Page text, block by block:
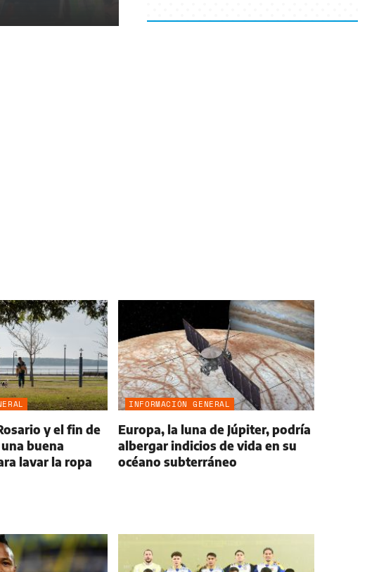
y el fin de
buena
lavar la ropa
INFORMACIÓN GENERAL
Europa, la luna de Júpiter, podría
albergar indicios de vida en su
océano subterráneo